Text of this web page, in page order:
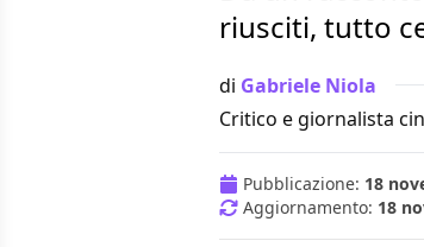
riusciti, tutto
di Gabriele Niola
Critico e giornalista
Pubblicazione: 18
Aggiornamento: 18